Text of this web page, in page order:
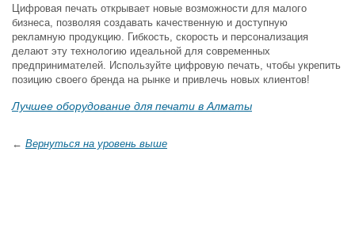
Цифровая печать открывает новые возможности для малого
бизнеса, позволяя создавать качественную и доступную
рекламную продукцию. Гибкость, скорость и персонализация
делают эту технологию идеальной для современных
предпринимателей. Используйте цифровую печать, чтобы укрепить
позицию своего бренда на рынке и привлечь новых клиентов!
Лучшее оборудование для печати в Алматы
← Вернуться на уровень выше